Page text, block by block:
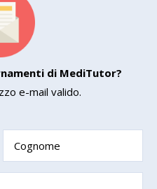
di MediTutor?
e-mail valido.
Cognome